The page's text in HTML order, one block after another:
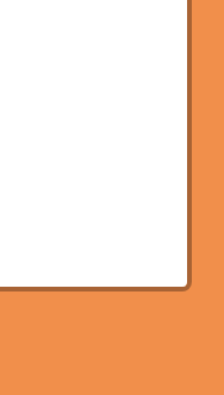
utgång
Export Co., Ltd
är tillverkade
funktionalitet